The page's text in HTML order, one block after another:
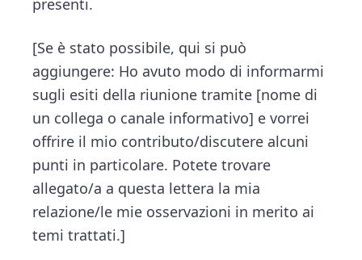
[Se è stato possibile, qui si può
aggiungere: Ho avuto modo di informarmi
sugli esiti della riunione tramite [nome di
un collega o canale informativo] e vorrei
offrire il mio contributo/discutere alcuni
punti in particolare. Potete trovare
allegato/a a questa lettera la mia
relazione/le mie osservazioni in merito ai
temi trattati.]